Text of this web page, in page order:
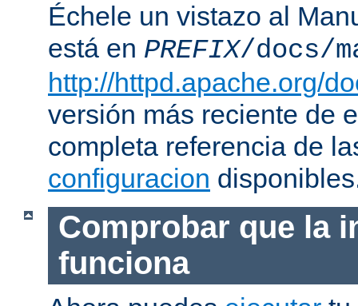
Échele un vistazo al
está en PREFIX/docs/
http://httpd.apache.org/
versión más reciente de
completa referencia de
configuracion
Comprobar que la
funciona